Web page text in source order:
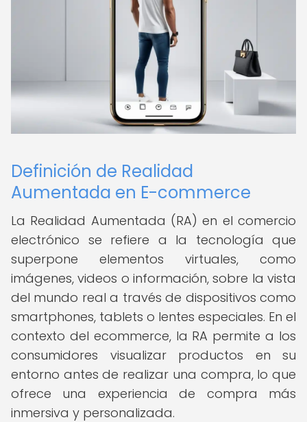
Definición de Realidad
Aumentada en E-commerce
La Realidad Aumentada (RA) en el comercio
electrónico se refiere a la tecnología que
superpone elementos virtuales, como
imágenes, videos o información, sobre la vista
del mundo real a través de dispositivos como
smartphones, tablets o lentes especiales. En el
contexto del ecommerce, la RA permite a los
consumidores visualizar productos en su
entorno antes de realizar una compra, lo que
ofrece una experiencia de compra más
inmersiva y personalizada.